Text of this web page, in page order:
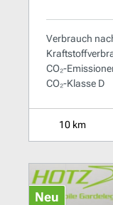
Verbrauch
CO₂-
CO₂-Klasse D
10 km
Neu